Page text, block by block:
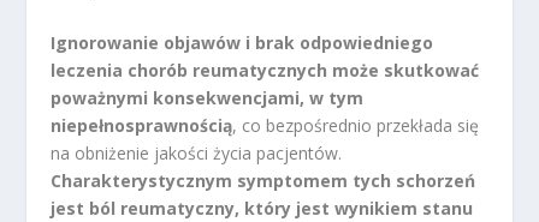
Ignorowanie objawów i brak odpowiedniego
leczenia chorób reumatycznych może skutkować
poważnymi konsekwencjami, w tym
niepełnosprawnością, co bezpośrednio przekłada się
na obniżenie jakości życia pacjentów.
Charakterystycznym symptomem tych schorzeń
jest ból reumatyczny, który jest wynikiem stanu